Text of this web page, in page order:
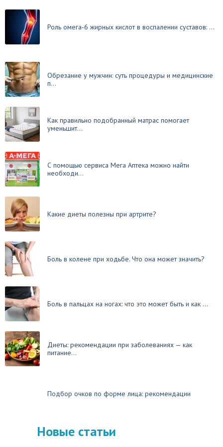
Роль омега‑6 жирных кислот в воспалении суставов: ...
Обрезание у мужчин: суть процедуры и медицинские
п...
Как правильно подобранный матрас помогает
уменьшит...
С помощью сервиса Мега Аптека можно найти
необходи...
Какие диеты полезны при артрите?
Боль в колене при ходьбе. Что она может значить?
Боль в пальцах на ногах: что это может быть и как ...
Диеты: рекомендации при заболеваниях — как
питание...
Подбор очков по форме лица: рекомендации
Новые статьи